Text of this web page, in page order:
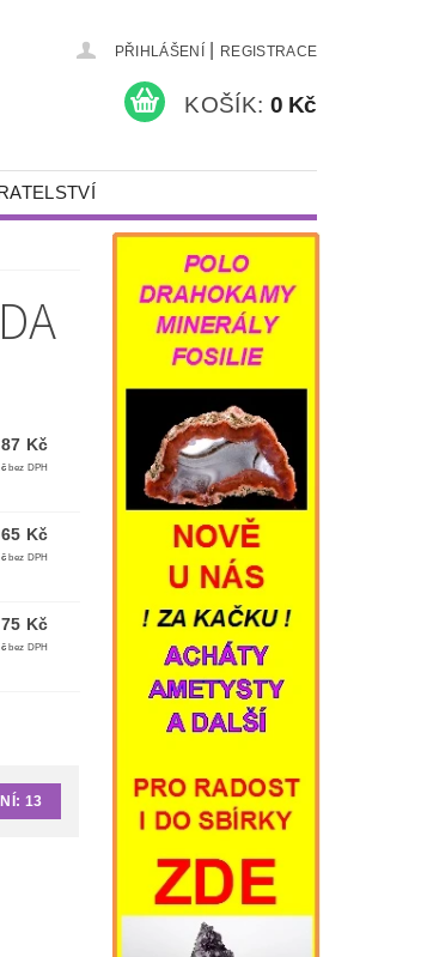
PŘIHLÁŠENÍ REGISTRACE
KOŠÍK: 0 Kč
KOVŮ A VYBAVENÍ
87 Kč
bez DPH
65 Kč
bez DPH
75 Kč
bez DPH
13